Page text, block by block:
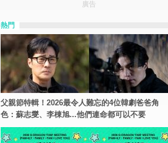
廣告
熱門
父親節特輯！2026最令人難忘的4位韓劇爸爸角
色：蘇志燮、李棟旭...他們連命都可以不要